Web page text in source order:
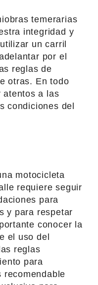
temerarias
integridad y
un carril
por el
reglas de
otras. En todo
atentos a las
condiciones del
motocicleta
requiere seguir
para
y para respetar
conocer la
el uso del
reglas
para
recomendable